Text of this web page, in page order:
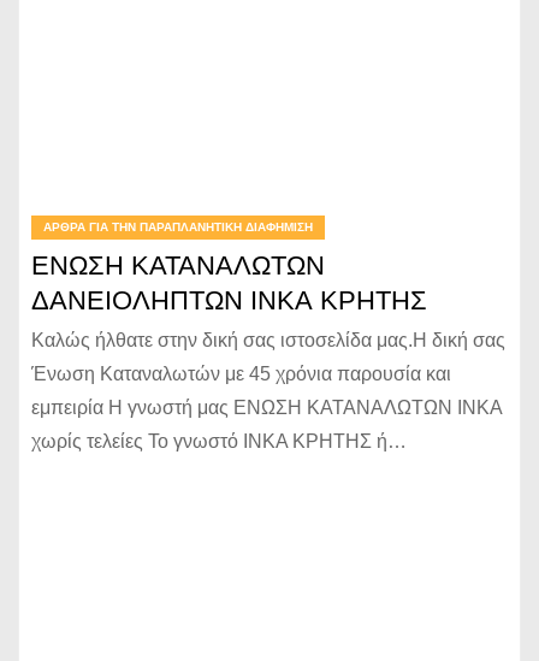
ΆΡΘΡΑ ΓΙΑ ΤΗΝ ΠΑΡΑΠΛΑΝΗΤΙΚΉ ΔΙΑΦΉΜΙΣΗ
ΕΝΩΣΗ ΚΑΤΑΝΑΛΩΤΩΝ
ΔΑΝΕΙΟΛΗΠΤΩΝ ΙΝΚΑ ΚΡΗΤΗΣ
Καλώς ήλθατε στην δική σας ιστοσελίδα μας.Η δική σας
Ένωση Καταναλωτών με 45 χρόνια παρουσία και
εμπειρία Η γνωστή μας ΕΝΩΣΗ ΚΑΤΑΝΑΛΩΤΩΝ INKA
χωρίς τελείες Το γνωστό ΙΝΚΑ ΚΡΗΤΗΣ ή…